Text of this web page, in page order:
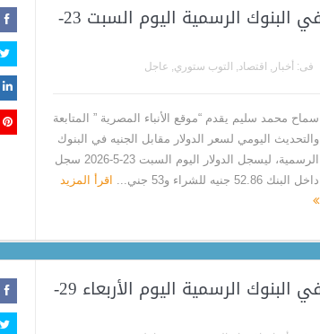
سعر الدولار مقابل الجنيه في البنوك الرسمية اليوم السبت 23-
فى: أخبار اقتصاد التوب ستوري عاجل
سماح محمد سليم يقدم “موقع الأنباء المصرية ” المتابعة
والتحديث اليومي لسعر الدولار مقابل الجنيه في البنوك
الرسمية، ليسجل الدولار اليوم السبت 23-5-2026 سجل
داخل البنك 52.86 جنيه للشراء و53 جني...
اقرأ المزيد
سعر الدولار مقابل الجنيه في البنوك الرسمية اليوم الأربعاء 29-